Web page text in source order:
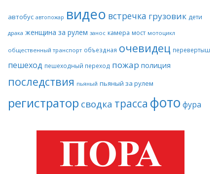
автобус автопожар видео встречка грузовик дети
драка женщина за рулем занос камера мост мотоцикл
общественный транспорт объездная очевидец перевертыш
пешеход пешеходный переход пожар полиция
последствия пьяный пьяный за рулем
регистратор сводка трасса фото фура